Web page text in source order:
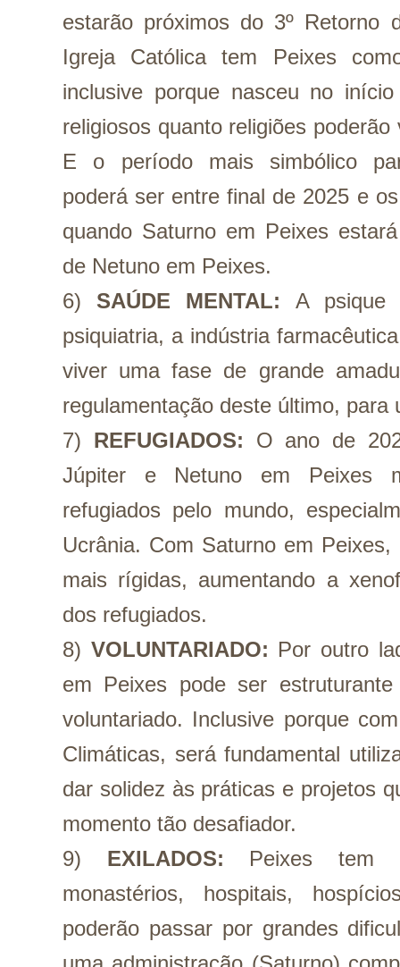
estarão próximos do 3º Retorno
Igreja Católica tem Peixes
inclusive porque nasceu no
religiosos quanto religiões
E o período mais simbólico
poderá ser entre final de 2025 e
quando Saturno em Peixes
de Netuno em Peixes.
6) SAÚDE MENTAL: A psique
psiquiatria, a indústria
viver uma fase de grande
regulamentação deste último, para
7) REFUGIADOS:
O ano de
Júpiter e Netuno em Peixes
refugiados pelo mundo,
Ucrânia. Com Saturno em
mais rígidas, aumentando a
dos refugiados.
8) VOLUNTARIADO: Por outro
em Peixes pode ser
voluntariado. Inclusive porque
Climáticas, será fundamental
dar solidez às práticas e projetos
momento tão desafiador.
9) EXILADOS: Peixes tem
monastérios, hospitais,
poderão passar por grandes